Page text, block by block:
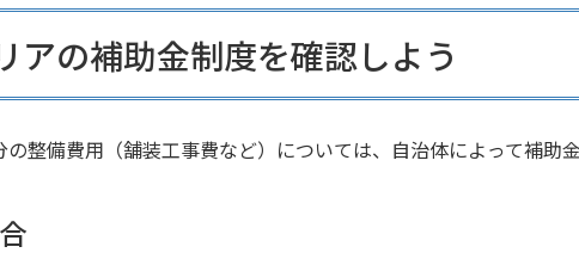
アの補助金制度を確認しよう
整備費用（舗装工事費など）については、自治体によって補助